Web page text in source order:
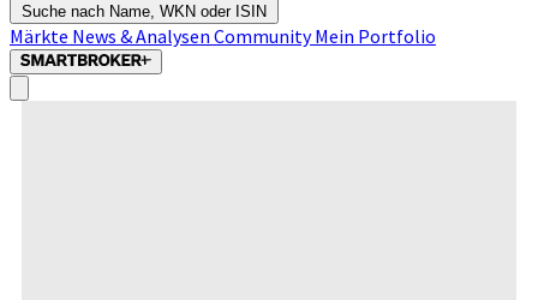
Suche nach Name, WKN oder ISIN
Märkte News & Analysen CommunityMein Portfolio